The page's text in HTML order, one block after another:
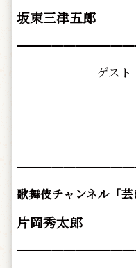
坂東三津五郎
ゲスト
歌舞伎チャンネル「芸
片岡秀太郎